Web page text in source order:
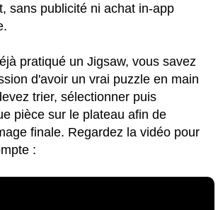
sans publicité ni achat in-app
pratiqué un Jigsaw, vous savez
d'avoir un vrai puzzle en main
trier, sélectionner puis
pièce sur le plateau afin de
finale. Regardez la vidéo pour
: